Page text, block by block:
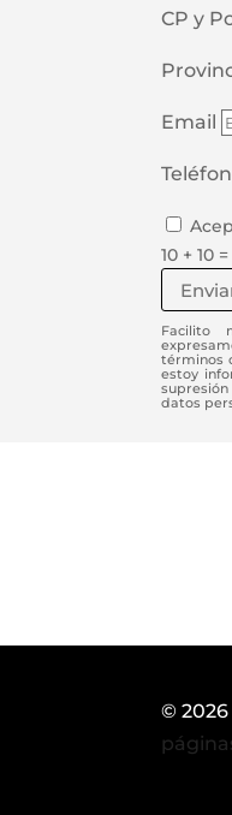
CP y
Email
10 + 10 =
Facilito
términos
estoy
datos
©